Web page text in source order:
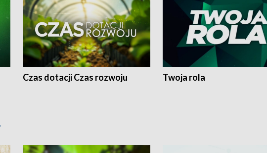
Czas dotacji Czas rozwoju Twoja rola